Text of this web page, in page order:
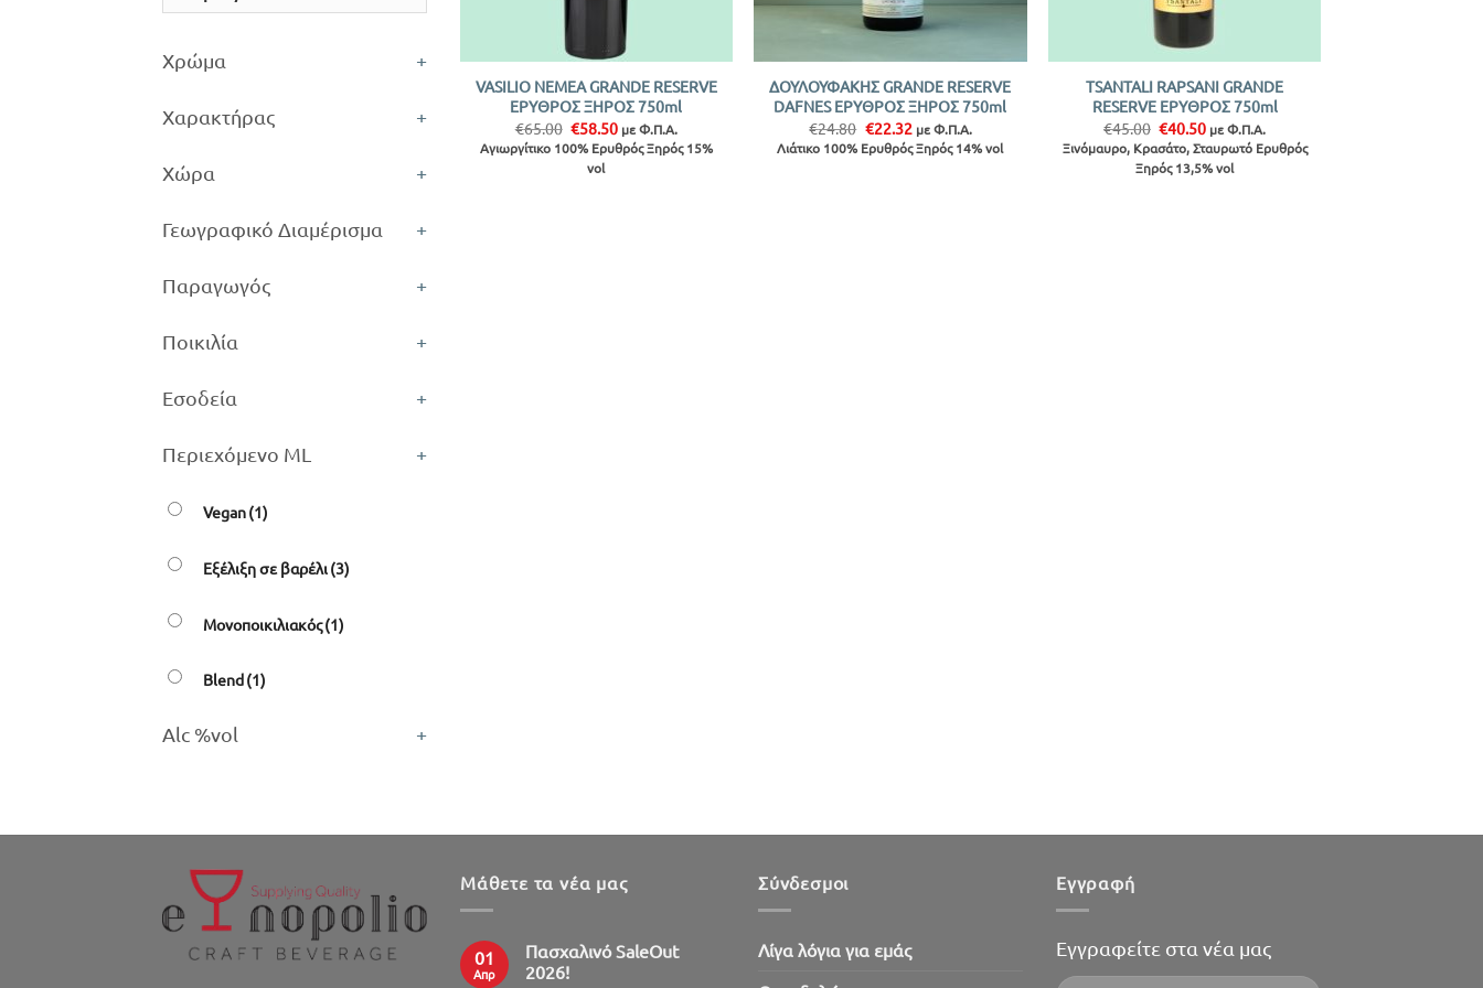
Χρώμα +
Χαρακτήρας +
Χώρα +
Γεωγραφικό Διαμέρισμα +
Παραγωγός +
Ποικιλία +
Εσοδεία +
Περιεχόμενο ML +
Vegan(1)
Εξέλιξη σε βαρέλι(3)
Μονοποικιλιακός(1)
Blend(1)
Alc %vol +
VASILIO NEMEA GRANDE RESERVE
ΕΡΥΘΡΟΣ ΞΗΡΟΣ 750ml
€65.00 Original
price
was:
€65.00.
€58.50Η
τρέχουσα
τιμή
με Φ.Π.Α.
Αγιωργίτικο 100% Ερυθρός Ξηρός 15%
vol
ΔΟΥΛΟΥΦΑΚΗΣ GRANDE RESERVE
DAFNES ΕΡΥΘΡΟΣ ΞΗΡΟΣ 750ml
€24.80 Original
price
was:
€22.32Η
τρέχουσα
τιμή
με Φ.Π.Α.
Λιάτικο 100% Ερυθρός Ξηρός 14% vol
TSANTALI RAPSANI GRANDE
RESERVE ΕΡΥΘΡΟΣ 750ml
€45.00 Original
price
was:
€45.00.
€40.50Η
τρέχουσα
τιμή
είναι:
με Φ.Π.Α.
Ξινόμαυρο, Κρασάτο, Σταυρωτό Ερυθρός
Ξηρός 13,5% vol
Μάθετε τα νέα μας
01
Απρ
Πασχαλινό SaleOut
2026!
Σύνδεσμοι
Λίγα λόγια για εμάς
Εγγραφή
Εγγραφείτε στα νέα μας